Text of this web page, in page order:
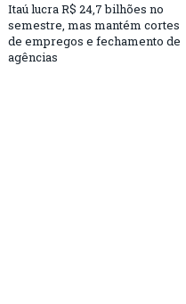
Itaú lucra R$ 24,7 bilhões no
semestre, mas mantém cortes
de empregos e fechamento de
agências